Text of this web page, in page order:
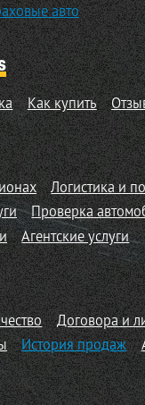
авто
Как купить
Логистика и
Проверка
Агентские услуги
Договора и
История продаж